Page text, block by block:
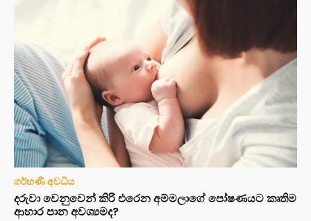
ගර්භණී අවධිය
දරුවා වෙනුවෙන් කිරි එරෙන අම්මලාගේ පෝෂණයට කෘතිම
ආහාර පාන අවශ්‍යමද?